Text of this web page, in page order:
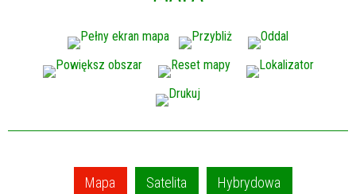
Mapa Satelita Hybrydowa